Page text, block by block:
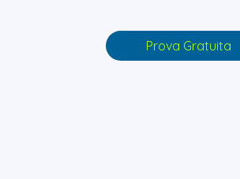
Prova Gratuita